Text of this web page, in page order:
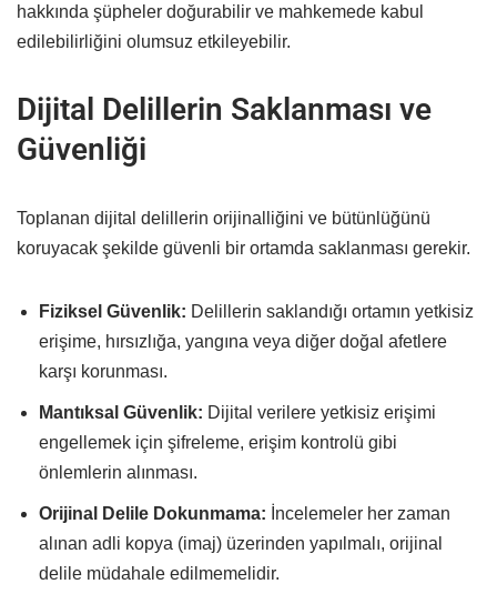
hakkında şüpheler doğurabilir ve mahkemede kabul
edilebilirliğini olumsuz etkileyebilir.
Dijital Delillerin Saklanması ve
Güvenliği
Toplanan dijital delillerin orijinalliğini ve bütünlüğünü
koruyacak şekilde güvenli bir ortamda saklanması gerekir.
Fiziksel Güvenlik: Delillerin saklandığı ortamın yetkisiz
erişime, hırsızlığa, yangına veya diğer doğal afetlere
karşı korunması.
Mantıksal Güvenlik: Dijital verilere yetkisiz erişimi
engellemek için şifreleme, erişim kontrolü gibi
önlemlerin alınması.
Orijinal Delile Dokunmama: İncelemeler her zaman
alınan adli kopya (imaj) üzerinden yapılmalı, orijinal
delile müdahale edilmemelidir.